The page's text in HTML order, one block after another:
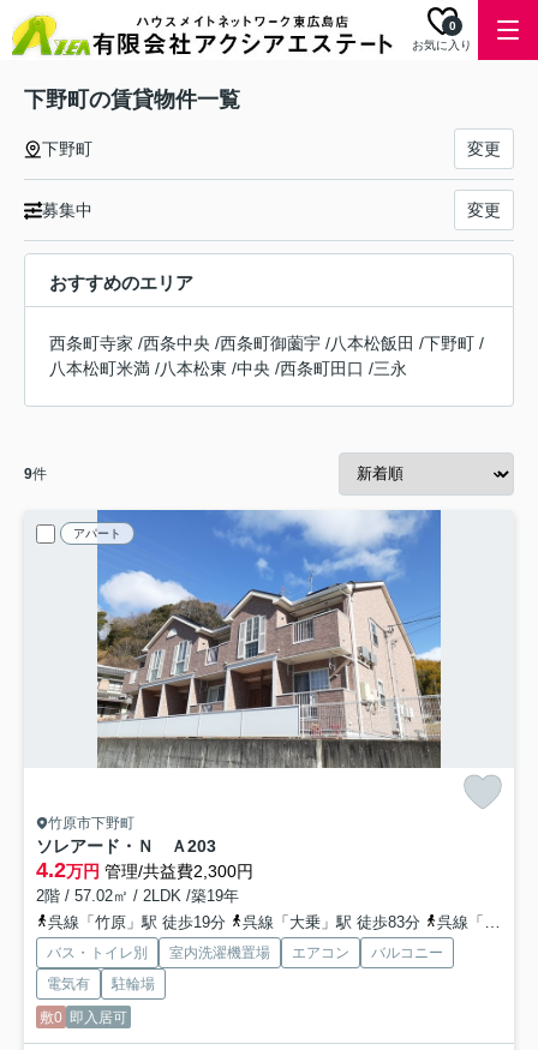
お気に入り
0
下野町の賃貸物件一覧
下野町 変更
募集中 変更
おすすめのエリア
西条町寺家 /西条中央 /西条町御薗宇 /八本松飯田 /下野町 /
八本松町米満 /八本松東 /中央 /西条町田口 /三永
9件
アパート
竹原市下野町
ソレアード・Ｎ Ａ203
4.2万円 管理/共益費2,300円
2階 / 57.02㎡ / 2LDK /築19年
呉線「竹原」駅 徒歩19分
呉線「大乗」駅 徒歩83分 呉線「吉名」駅 徒歩79分
バス・トイレ別 室内洗濯機置場 エアコン
バルコニー
電気有
駐輪場
敷0 即入居可